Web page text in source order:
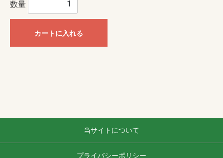
数量
カートに入れる
当サイトについて
プライバシーポリシー